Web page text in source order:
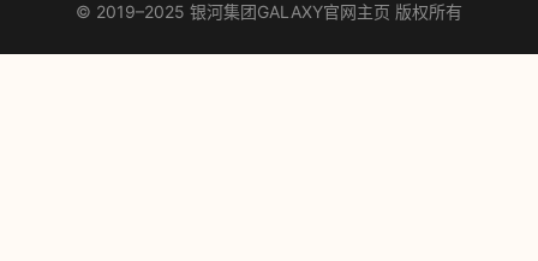
© 2019–2025 银河集团GALAXY官网主页 版权所有